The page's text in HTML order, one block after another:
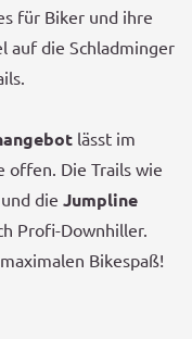
für Biker und ihre
auf die Schladminger
lässt im
offen. Die Trails wie
und die Jumpline
Profi-Downhiller.
Bikespaß!